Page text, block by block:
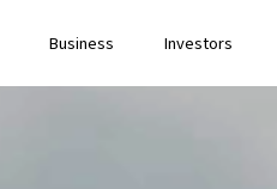
Business Investors